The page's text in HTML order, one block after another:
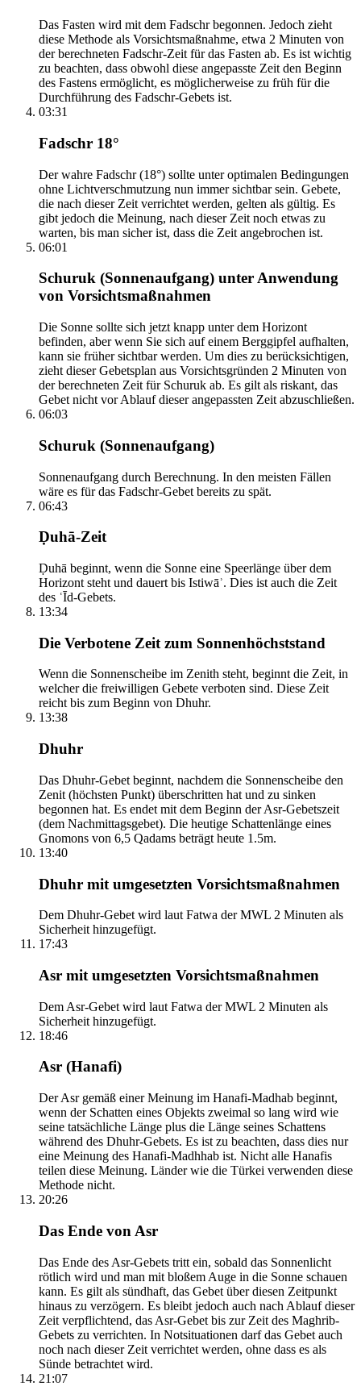
Das Fasten wird mit dem Fadschr begonnen. Jedoch zieht
diese Methode als Vorsichtsmaßnahme, etwa 2 Minuten von
der berechneten Fadschr-Zeit für das Fasten ab. Es ist wichtig
zu beachten, dass obwohl diese angepasste Zeit den Beginn
des Fastens ermöglicht, es möglicherweise zu früh für die
Durchführung des Fadschr-Gebets ist.
03:31
Fadschr 18°
Der wahre Fadschr (18°) sollte unter optimalen Bedingungen
ohne Lichtverschmutzung nun immer sichtbar sein. Gebete,
die nach dieser Zeit verrichtet werden, gelten als gültig. Es
gibt jedoch die Meinung, nach dieser Zeit noch etwas zu
warten, bis man sicher ist, dass die Zeit angebrochen ist.
06:01
Schuruk (Sonnenaufgang) unter Anwendung
von Vorsichtsmaßnahmen
Die Sonne sollte sich jetzt knapp unter dem Horizont
befinden, aber wenn Sie sich auf einem Berggipfel aufhalten,
kann sie früher sichtbar werden. Um dies zu berücksichtigen,
zieht dieser Gebetsplan aus Vorsichtsgründen 2 Minuten von
der berechneten Zeit für Schuruk ab. Es gilt als riskant, das
Gebet nicht vor Ablauf dieser angepassten Zeit abzuschließen.
06:03
Schuruk (Sonnenaufgang)
Sonnenaufgang durch Berechnung. In den meisten Fällen
wäre es für das Fadschr-Gebet bereits zu spät.
06:43
Ḍuhā-Zeit
Ḍuhā beginnt, wenn die Sonne eine Speerlänge über dem
Horizont steht und dauert bis Istiwāʾ. Dies ist auch die Zeit
des ʿĪd-Gebets.
13:34
Die Verbotene Zeit zum Sonnenhöchststand
Wenn die Sonnenscheibe im Zenith steht, beginnt die Zeit, in
welcher die freiwilligen Gebete verboten sind. Diese Zeit
reicht bis zum Beginn von Dhuhr.
13:38
Dhuhr
Das Dhuhr-Gebet beginnt, nachdem die Sonnenscheibe den
Zenit (höchsten Punkt) überschritten hat und zu sinken
begonnen hat. Es endet mit dem Beginn der Asr-Gebetszeit
(dem Nachmittagsgebet). Die heutige Schattenlänge eines
Gnomons von 6,5 Qadams beträgt heute 1.5m.
13:40
Dhuhr mit umgesetzten Vorsichtsmaßnahmen
Dem Dhuhr-Gebet wird laut Fatwa der MWL 2 Minuten als
Sicherheit hinzugefügt.
17:43
Asr mit umgesetzten Vorsichtsmaßnahmen
Dem Asr-Gebet wird laut Fatwa der MWL 2 Minuten als
Sicherheit hinzugefügt.
18:46
Asr (Hanafi)
Der Asr gemäß einer Meinung im Hanafi-Madhab beginnt,
wenn der Schatten eines Objekts zweimal so lang wird wie
seine tatsächliche Länge plus die Länge seines Schattens
während des Dhuhr-Gebets. Es ist zu beachten, dass dies nur
eine Meinung des Hanafi-Madhhab ist. Nicht alle Hanafis
teilen diese Meinung. Länder wie die Türkei verwenden diese
Methode nicht.
20:26
Das Ende von Asr
Das Ende des Asr-Gebets tritt ein, sobald das Sonnenlicht
rötlich wird und man mit bloßem Auge in die Sonne schauen
kann. Es gilt als sündhaft, das Gebet über diesen Zeitpunkt
hinaus zu verzögern. Es bleibt jedoch auch nach Ablauf dieser
Zeit verpflichtend, das Asr-Gebet bis zur Zeit des Maghrib-
Gebets zu verrichten. In Notsituationen darf das Gebet auch
noch nach dieser Zeit verrichtet werden, ohne dass es als
Sünde betrachtet wird.
21:07